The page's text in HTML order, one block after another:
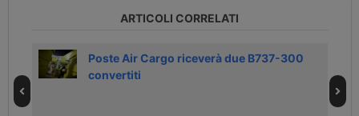
ARTICOLI CORRELATI
Poste Air Cargo riceverà due B737-300
convertiti